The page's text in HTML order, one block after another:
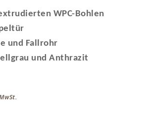
WPC-Bohlen
und Fallrohr
und Anthrazit